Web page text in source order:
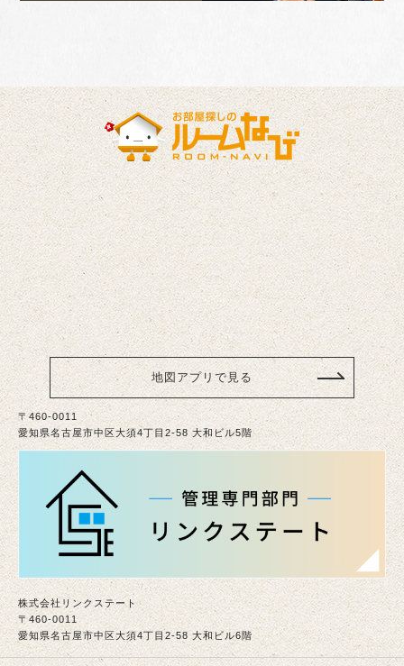
地図アプリで見る
〒460-0011
愛知県名古屋市中区大須4丁目2-58 大和ビル5階
株式会社リンクステート
〒460-0011
愛知県名古屋市中区大須4丁目2-58 大和ビル6階